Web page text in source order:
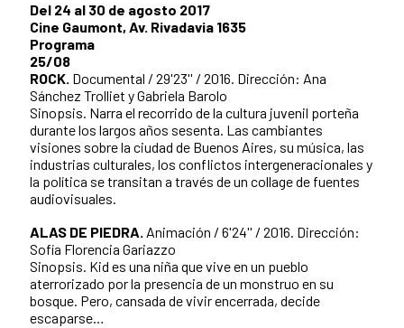
Del 24 al 30 de agosto 2017
Cine Gaumont, Av. Rivadavia 1635
Programa
25/08
ROCK. Documental / 29'23'' / 2016. Dirección: Ana
Sánchez Trolliet y Gabriela Barolo
Sinopsis. Narra el recorrido de la cultura juvenil porteña
durante los largos años sesenta. Las cambiantes
visiones sobre la ciudad de Buenos Aires, su música, las
industrias culturales, los conflictos intergeneracionales y
la política se transitan a través de un collage de fuentes
audiovisuales.
ALAS DE PIEDRA. Animación / 6'24'' / 2016. Dirección:
Sofía Florencia Gariazzo
Sinopsis. Kid es una niña que vive en un pueblo
aterrorizado por la presencia de un monstruo en su
bosque. Pero, cansada de vivir encerrada, decide
escaparse…